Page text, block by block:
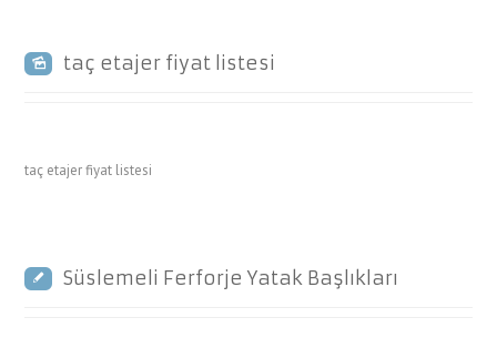
taç etajer fiyat listesi
taç etajer fiyat listesi
Süslemeli Ferforje Yatak Başlıkları